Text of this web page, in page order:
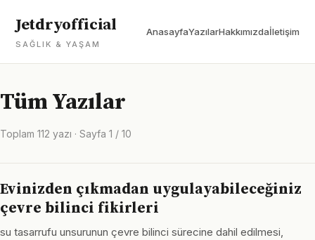
Jetdryofficial
SAĞLIK & YAŞAM
AnasayfaYazılarHakkımızdaİletişim
Tüm Yazılar
Toplam 112 yazı · Sayfa 1 / 10
Evinizden çıkmadan uygulayabileceğiniz
çevre bilinci fikirleri
su tasarrufu unsurunun çevre bilinci sürecine dahil edilmesi,